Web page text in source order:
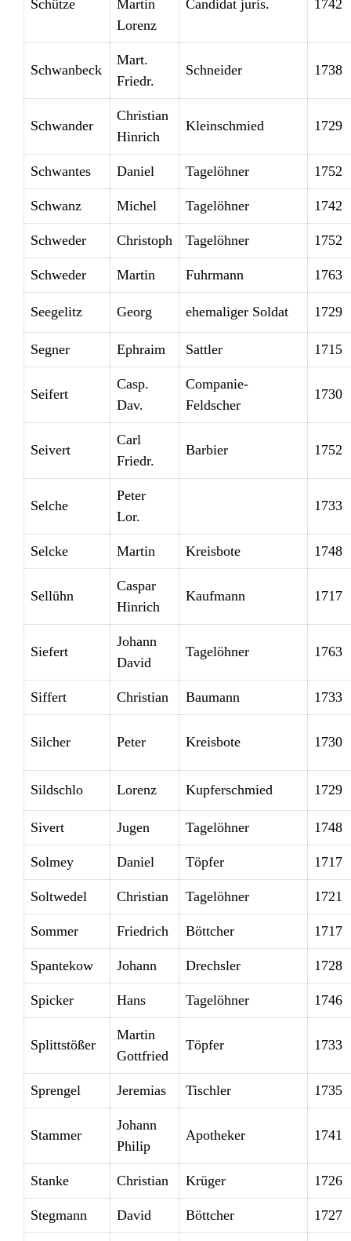
Schütze
Martin
Lorenz
Candidat juris. 1742
Schwanbeck
Mart.
Friedr.
Schneider 1738
Schwander
Christian
Hinrich
Kleinschmied 1729
Schwantes Daniel Tagelöhner 1752
Schwanz Michel Tagelöhner 1742
Schweder Christoph Tagelöhner 1752
Schweder Martin Fuhrmann 1763
Seegelitz Georg ehemaliger Soldat 1729
Segner Ephraim Sattler 1715
Seifert
Casp.
Dav.
Companie-
Feldscher
1730
Seivert
Carl
Friedr.
Barbier 1752
Selche
Peter
Lor.
1733
Selcke Martin Kreisbote 1748
Sellühn
Caspar
Hinrich
Kaufmann 1717
Siefert
Johann
David
Tagelöhner 1763
Siffert Christian Baumann 1733
Silcher Peter Kreisbote 1730
Sildschlo Lorenz Kupferschmied 1729
Sivert Jugen Tagelöhner 1748
Solmey Daniel Töpfer 1717
Soltwedel Christian Tagelöhner 1721
Sommer Friedrich Böttcher 1717
Spantekow Johann Drechsler 1728
Spicker Hans Tagelöhner 1746
Splittstößer
Martin
Gottfried
Töpfer 1733
Sprengel Jeremias Tischler 1735
Stammer
Johann
Philip
Apotheker 1741
Stanke Christian Krüger 1726
Stegmann David Böttcher 1727